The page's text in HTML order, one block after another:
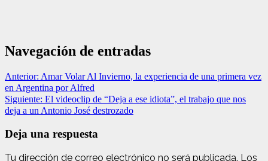
Navegación de entradas
Anterior: Amar Volar Al Invierno, la experiencia de una primera vez
en Argentina por Alfred
Siguiente: El videoclip de “Deja a ese idiota”, el trabajo que nos
deja a un Antonio José destrozado
Deja una respuesta
Tu dirección de correo electrónico no será publicada. Los